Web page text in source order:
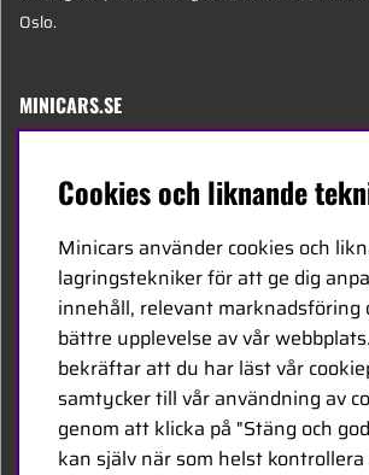
Oslo.
MINICARS.SE
Bli återförsäljare
Bli leverantör
Jobba hos oss
FÖLJ OSS
Cookies och liknande
Minicars använder cookies och
lagringstekniker för att ge dig
innehåll, relevant marknadsföring
bättre upplevelse av vår
bekräftar att du har läst vår
samtycker till vår användning av
genom att klicka på "Stäng och
kan själv när som helst kontrollera